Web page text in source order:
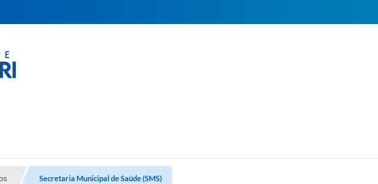
Secretaria Municipal de Saúde (SMS)